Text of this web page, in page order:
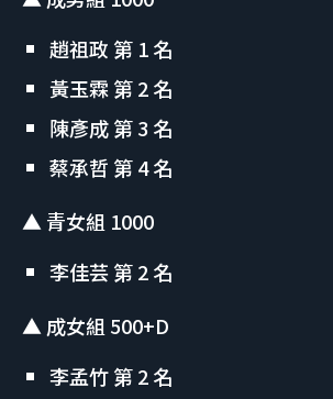
趙祖政 第 1 名
黃玉霖 第 2 名
陳彥成 第 3 名
蔡承哲 第 4 名
▲ 青女組 1000
李佳芸 第 2 名
▲ 成女組 500+D
李孟竹 第 2 名